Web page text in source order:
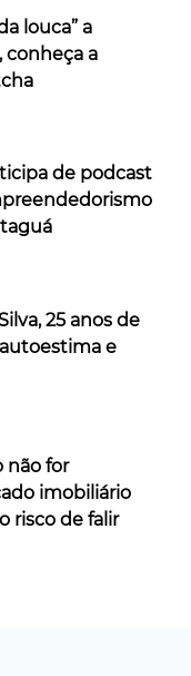
louca” a
conheça a
de podcast
25 anos de
e
não for
imobiliário
risco de falir